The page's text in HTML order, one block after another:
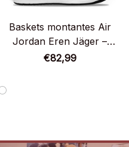
Baskets montantes Air
Jordan Eren Jäger –
Chaussures montantes
€82,99